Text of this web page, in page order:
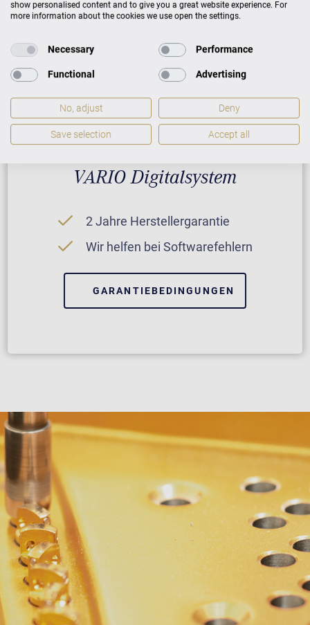
VARIO Digitalsystem
2 Jahre Herstellergarantie
Wir helfen bei Softwarefehlern
GARANTIEBEDINGUNGEN
show personalised content and to give you a great website experience. For
more information about the cookies we use open the settings.
Necessary Performance
Functional Advertising
No, adjust Deny
Save selection Accept all